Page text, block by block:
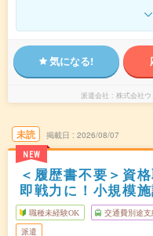
気になる!
派遣会社 株式会社
未読
NEW
掲載日 2026/08/07
＜履歴書不要＞資
即戦力に！小規模
職種未経験OK 交通費別途支
派遣